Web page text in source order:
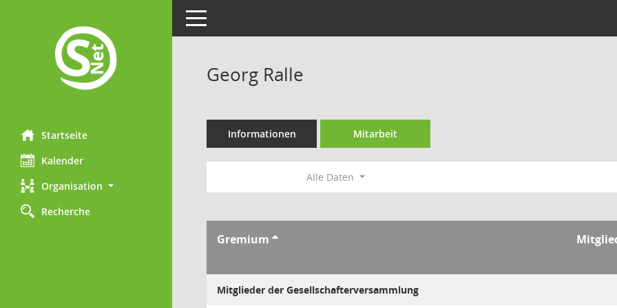
Startseite
Kalender
Organisation
Recherche
Toggle navigation
Georg Ralle
Informationen Mitarbeit
Alle Daten
Gremium
Mitglieder der Gesellschafterversammlung